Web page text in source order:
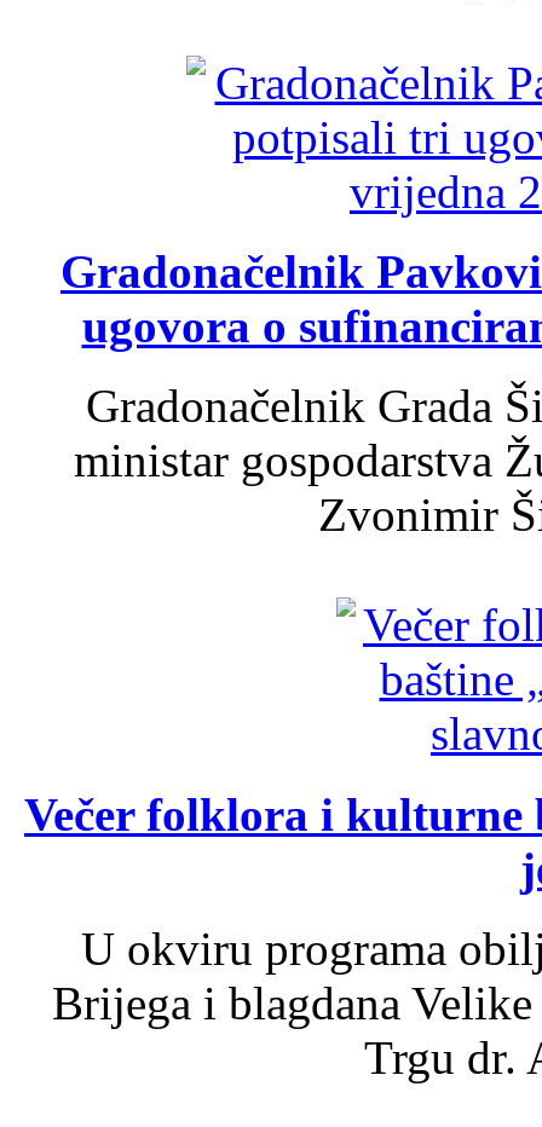
Gradonačelnik
ugovora o
Gradonačelnik Grada
ministar gospodarstva
Zvonimir
Večer folklora i kulturne
U okviru programa
Brijega i blagdana
Trgu dr.